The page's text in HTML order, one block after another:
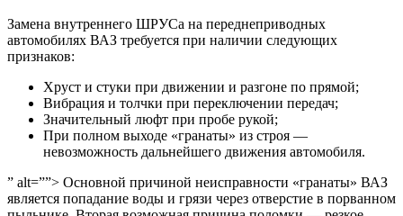
Замена внутреннего ШРУСа на переднеприводных
автомобилях ВАЗ требуется при наличии следующих
признаков:
Хруст и стуки при движении и разгоне по прямой;
Вибрация и толчки при переключении передач;
Значительный люфт при пробе рукой;
При полном выходе «гранаты» из строя —
невозможность дальнейшего движения автомобиля.
” alt=””> Основной причиной неисправности «гранаты» ВАЗ
является попадание воды и грязи через отверстие в порванном